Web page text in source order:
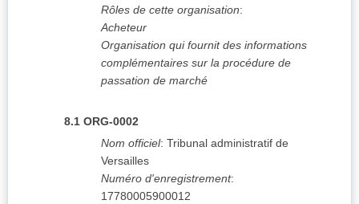
Rôles de cette organisation:
Acheteur
Organisation qui fournit des informations
complémentaires sur la procédure de
passation de marché
8.1 ORG-0002
Nom officiel: Tribunal administratif de
Versailles
Numéro d'enregistrement:
17780005900012